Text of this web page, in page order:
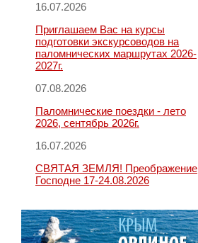
16.07.2026
Приглашаем Вас на курсы
подготовки экскурсоводов на
паломнических маршрутах 2026-
2027г.
07.08.2026
Паломнические поездки - лето
2026, сентябрь 2026г.
16.07.2026
СВЯТАЯ ЗЕМЛЯ! Преображение
Господне 17-24.08.2026